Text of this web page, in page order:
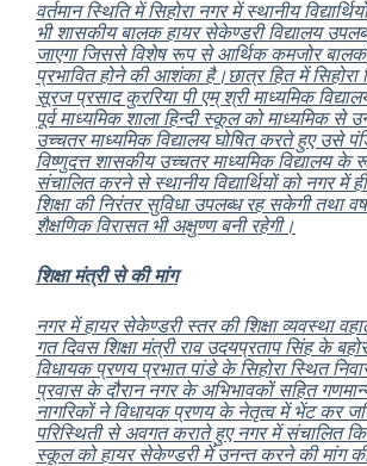
वर्तमान स्थिति में सिहोरा नगर में स्थानीय
भी शासकीय बालक हायर सेकेण्डरी विद्यालय
जाएगा जिससे विशेष रूप से आर्थिक कमजोर बालको
प्रभावित होने की आशंका है।छात्र हित में सिहोरा
सूरज प्रसाद कुररिया पी एम् श्री माध्यमिक
पूर्व माध्यमिक शाला हिन्दी स्कूल को माध्यमिक से
उच्चतर माध्यमिक विद्यालय घोषित करते हुए उसे
विष्णुदत्त शासकीय उच्चतर माध्यमिक विद्यालय के
संचालित करने से स्थानीय विद्यार्थियों को नगर में
शिक्षा की निरंतर सुविधा उपलब्ध रह सकेगी तथा
शैक्षणिक विरासत भी अक्षुण्ण बनी रहेगी।
शिक्षा मंत्री से की मांग
नगर में हायर सेकेण्डरी स्तर की शिक्षा व्यवस्था
गत दिवस शिक्षा मंत्री राव उदयप्रताप सिंह के
विधायक प्रणय प्रभात पांडे के सिहोरा स्थित
प्रवास के दौरान नगर के अभिभावकों सहित
नागरिकों ने विधायक प्रणय के नेतृत्व में भेंट कर
परिस्थिती से अवगत कराते हुए नगर में संचालित
स्कूल को हायर सेकेण्डरी में उनन्त करने की मांग